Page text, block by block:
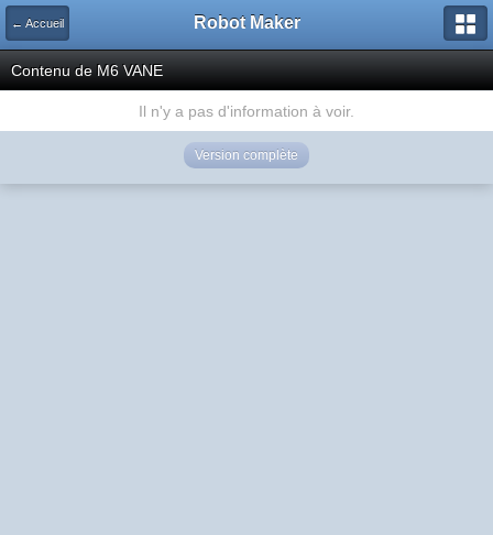
← Accueil Robot Maker
Contenu de M6 VANE
Il n'y a pas d'information à voir.
Version complète